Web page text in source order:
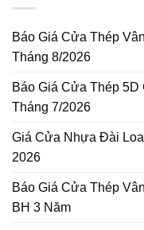
Báo Giá Cửa Thép
Tháng 8/2026
Báo Giá Cửa Thép
Tháng 7/2026
Giá Cửa Nhựa Đài
2026
Báo Giá Cửa Thép
BH 3 Năm